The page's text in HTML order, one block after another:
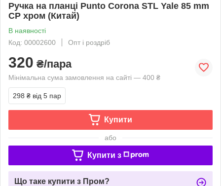
Ручка на планці Punto Corona STL Yale 85 mm
CP хром (Китай)
В наявності
Код: 00002600
Опт і роздріб
320 ₴/пара
Мінімальна сума замовлення на сайті — 400 ₴
298 ₴ від 5 пар
Купити
або
Купити з
Що таке купити з Пром?